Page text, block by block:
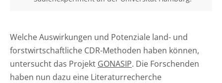
Welche Auswirkungen und Potenziale land- und
forstwirtschaftliche CDR-Methoden haben können,
untersucht das Projekt GONASIP. Die Forschenden
haben nun dazu eine Literaturrecherche